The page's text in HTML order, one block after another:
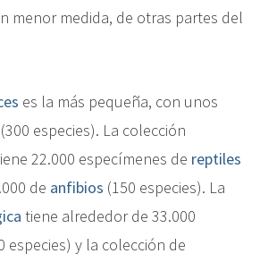
menor medida, de otras partes del
es la más pequeña, con unos
especies). La colección
22.000 especímenes de reptiles
de anfibios (150 especies). La
tiene alrededor de 33.000
especies) y la colección de